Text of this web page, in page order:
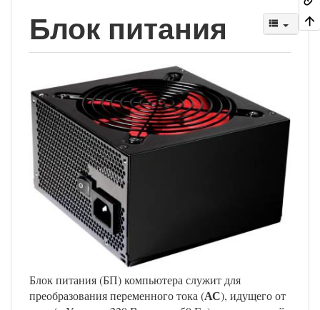
Блок питания
Блок питания (БП) компьютера служит для
преобразования переменного тока (АС), идущего от